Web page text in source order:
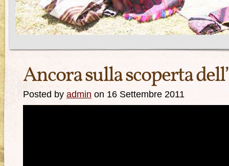
Ancora sulla scoperta
Posted by admin on 16 Settembre 2011